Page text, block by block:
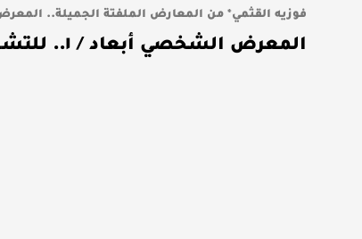
فوزيه القثمي* من المعارض الملفتة الجميلة..
المعرض الشخصي أبعاد / ١.. للتشكيلية جيهان الهندي